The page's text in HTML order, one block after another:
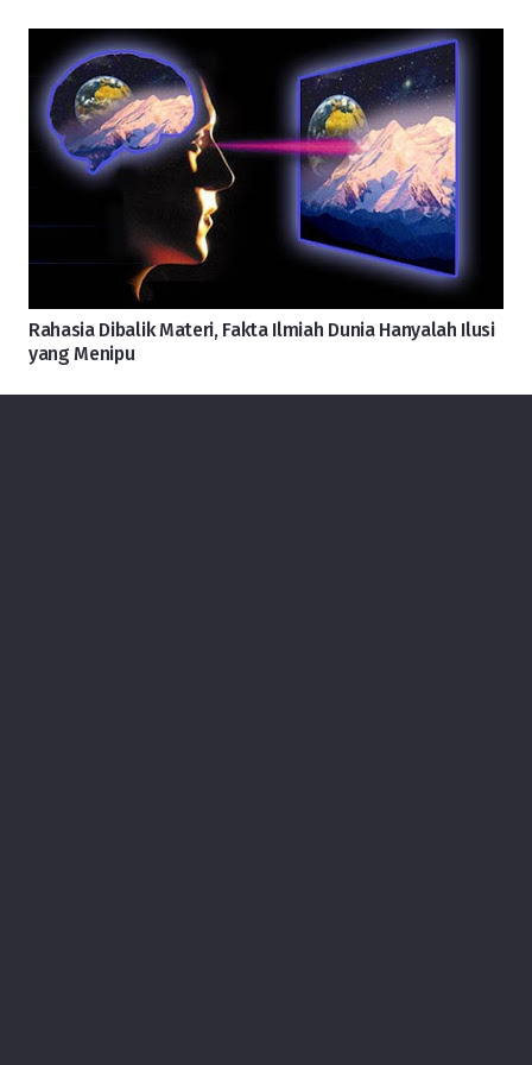
Rahasia Dibalik Materi, Fakta Ilmiah Dunia Hanyalah Ilusi
yang Menipu